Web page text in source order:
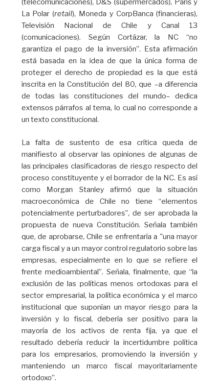
(telecomunicaciones), D&S (supermercados), Paris y
La Polar (retail), Moneda y CorpBanca (financieras),
Televisión Nacional de Chile y Canal 13
(comunicaciones). Según Cortázar, la NC “no
garantiza el pago de la inversión”. Esta afirmación
está basada en la idea de que la única forma de
proteger el derecho de propiedad es la que está
inscrita en la Constitución del 80, que –a diferencia
de todas las constituciones del mundo– dedica
extensos párrafos al tema, lo cual no corresponde a
un texto constitucional.
La falta de sustento de esa crítica queda de
manifiesto al observar las opiniones de algunas de
las principales clasificadoras de riesgo respecto del
proceso constituyente y el borrador de la NC. Es así
como Morgan Stanley afirmó que la situación
macroeconómica de Chile no tiene “elementos
potencialmente perturbadores”, de ser aprobada la
propuesta de nueva Constitución. Señala también
que, de aprobarse, Chile se enfrentaría a "una mayor
carga fiscal y a un mayor control regulatorio sobre las
empresas, especialmente en lo que se refiere el
frente medioambiental”. Señala, finalmente, que “la
exclusión de las políticas menos ortodoxas para el
sector empresarial, la política económica y el marco
institucional que suponían un mayor riesgo para la
inversión y lo fiscal, debería ser positivo para la
mayoría de los activos de renta fija, ya que el
resultado debería reducir la incertidumbre política
para los empresarios, promoviendo la inversión y
manteniendo un marco fiscal mayoritariamente
ortodoxo”.